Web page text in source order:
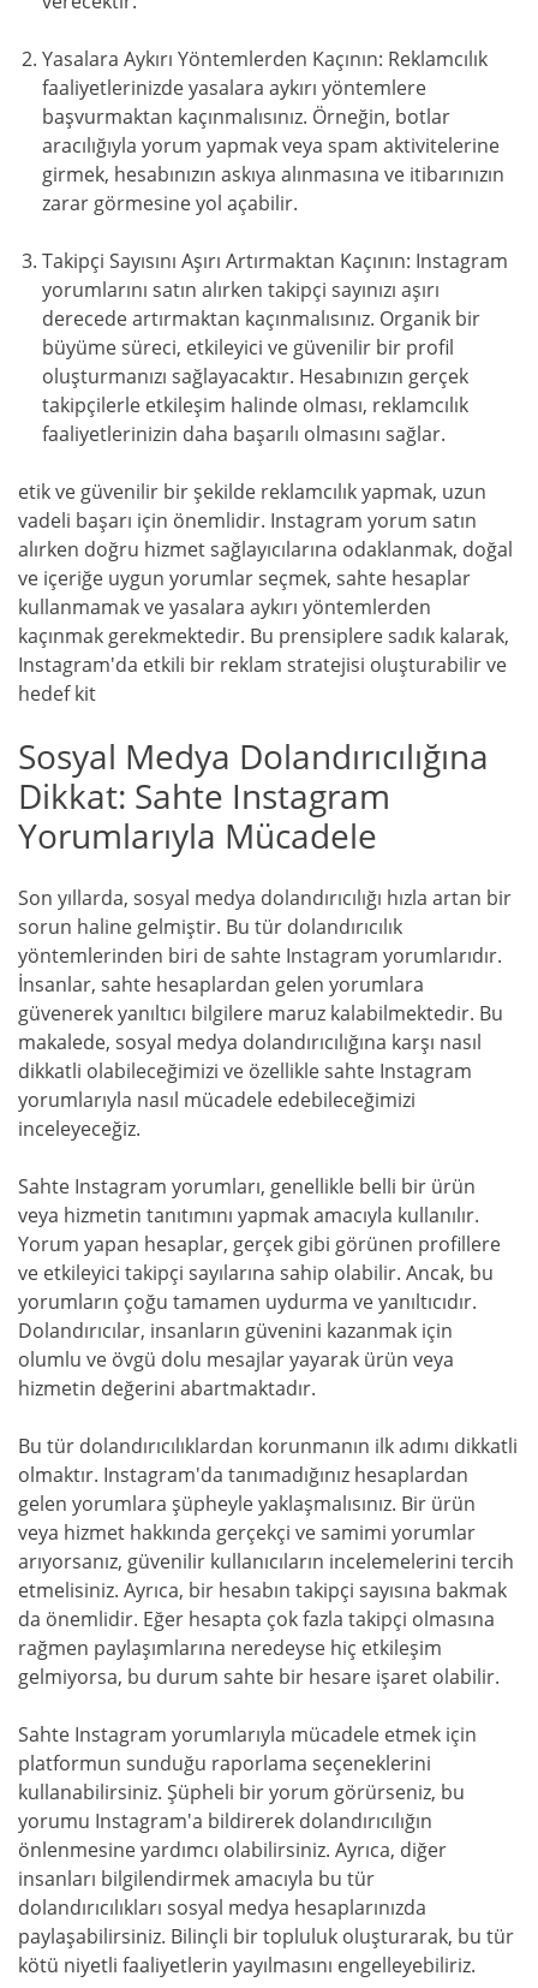
Yasalara Aykırı Yöntemlerden Kaçının: Reklamcılık
faaliyetlerinizde yasalara aykırı yöntemlere
başvurmaktan kaçınmalısınız. Örneğin, botlar
aracılığıyla yorum yapmak veya spam aktivitelerine
girmek, hesabınızın askıya alınmasına ve itibarınızın
zarar görmesine yol açabilir.
Takipçi Sayısını Aşırı Artırmaktan Kaçının: Instagram
yorumlarını satın alırken takipçi sayınızı aşırı
derecede artırmaktan kaçınmalısınız. Organik bir
büyüme süreci, etkileyici ve güvenilir bir profil
oluşturmanızı sağlayacaktır. Hesabınızın gerçek
takipçilerle etkileşim halinde olması, reklamcılık
faaliyetlerinizin daha başarılı olmasını sağlar.
etik ve güvenilir bir şekilde reklamcılık yapmak, uzun
vadeli başarı için önemlidir. Instagram yorum satın
alırken doğru hizmet sağlayıcılarına odaklanmak, doğal
ve içeriğe uygun yorumlar seçmek, sahte hesaplar
kullanmamak ve yasalara aykırı yöntemlerden
kaçınmak gerekmektedir. Bu prensiplere sadık kalarak,
Instagram'da etkili bir reklam stratejisi oluşturabilir ve
hedef kit
Sosyal Medya Dolandırıcılığına
Dikkat: Sahte Instagram
Yorumlarıyla Mücadele
Son yıllarda, sosyal medya dolandırıcılığı hızla artan bir
sorun haline gelmiştir. Bu tür dolandırıcılık
yöntemlerinden biri de sahte Instagram yorumlarıdır.
İnsanlar, sahte hesaplardan gelen yorumlara
güvenerek yanıltıcı bilgilere maruz kalabilmektedir. Bu
makalede, sosyal medya dolandırıcılığına karşı nasıl
dikkatli olabileceğimizi ve özellikle sahte Instagram
yorumlarıyla nasıl mücadele edebileceğimizi
inceleyeceğiz.
Sahte Instagram yorumları, genellikle belli bir ürün
veya hizmetin tanıtımını yapmak amacıyla kullanılır.
Yorum yapan hesaplar, gerçek gibi görünen profillere
ve etkileyici takipçi sayılarına sahip olabilir. Ancak, bu
yorumların çoğu tamamen uydurma ve yanıltıcıdır.
Dolandırıcılar, insanların güvenini kazanmak için
olumlu ve övgü dolu mesajlar yayarak ürün veya
hizmetin değerini abartmaktadır.
Bu tür dolandırıcılıklardan korunmanın ilk adımı dikkatli
olmaktır. Instagram'da tanımadığınız hesaplardan
gelen yorumlara şüpheyle yaklaşmalısınız. Bir ürün
veya hizmet hakkında gerçekçi ve samimi yorumlar
arıyorsanız, güvenilir kullanıcıların incelemelerini tercih
etmelisiniz. Ayrıca, bir hesabın takipçi sayısına bakmak
da önemlidir. Eğer hesapta çok fazla takipçi olmasına
rağmen paylaşımlarına neredeyse hiç etkileşim
gelmiyorsa, bu durum sahte bir hesare işaret olabilir.
Sahte Instagram yorumlarıyla mücadele etmek için
platformun sunduğu raporlama seçeneklerini
kullanabilirsiniz. Şüpheli bir yorum görürseniz, bu
yorumu Instagram'a bildirerek dolandırıcılığın
önlenmesine yardımcı olabilirsiniz. Ayrıca, diğer
insanları bilgilendirmek amacıyla bu tür
dolandırıcılıkları sosyal medya hesaplarınızda
paylaşabilirsiniz. Bilinçli bir topluluk oluşturarak, bu tür
kötü niyetli faaliyetlerin yayılmasını engelleyebiliriz.